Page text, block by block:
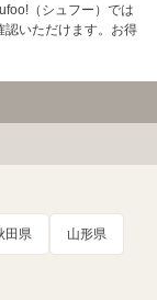
（シュフー）では
認いただけます。お得
田県 山形県